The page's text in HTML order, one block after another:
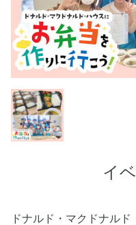
イ
ドナルド・マクドナル